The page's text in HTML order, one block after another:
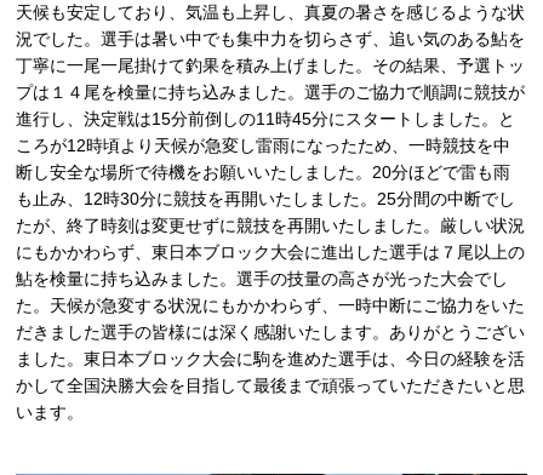
天候も安定しており、気温も上昇し、真夏の暑さを感じるような状
況でした。選手は暑い中でも集中力を切らさず、追い気のある鮎を
丁寧に一尾一尾掛けて釣果を積み上げました。その結果、予選トッ
プは１４尾を検量に持ち込みました。選手のご協力で順調に競技が
進行し、決定戦は15分前倒しの11時45分にスタートしました。と
ころが12時頃より天候が急変し雷雨になったため、一時競技を中
断し安全な場所で待機をお願いいたしました。20分ほどで雷も雨
も止み、12時30分に競技を再開いたしました。25分間の中断でし
たが、終了時刻は変更せずに競技を再開いたしました。厳しい状況
にもかかわらず、東日本ブロック大会に進出した選手は７尾以上の
鮎を検量に持ち込みました。選手の技量の高さが光った大会でし
た。天候が急変する状況にもかかわらず、一時中断にご協力をいた
だきました選手の皆様には深く感謝いたします。ありがとうござい
ました。東日本ブロック大会に駒を進めた選手は、今日の経験を活
かして全国決勝大会を目指して最後まで頑張っていただきたいと思
います。